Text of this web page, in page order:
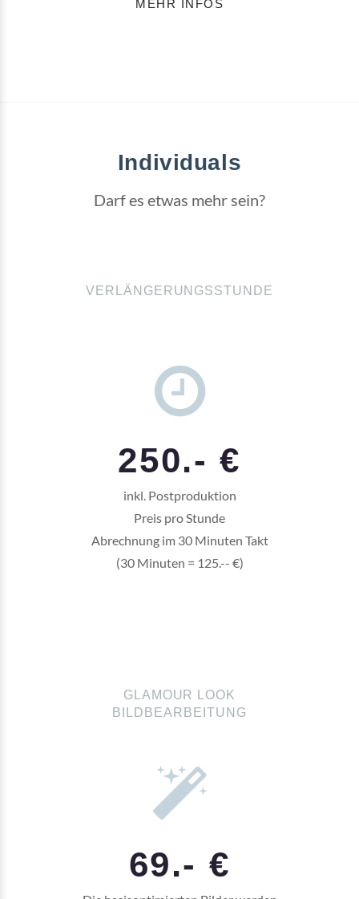
MEHR INFOS
Individuals
Darf es etwas mehr sein?
VERLÄNGERUNGSSTUNDE
250.- €
inkl. Postproduktion
Preis pro Stunde
Abrechnung im 30 Minuten Takt
(30 Minuten = 125.-- €)
GLAMOUR LOOK
BILDBEARBEITUNG
69.- €